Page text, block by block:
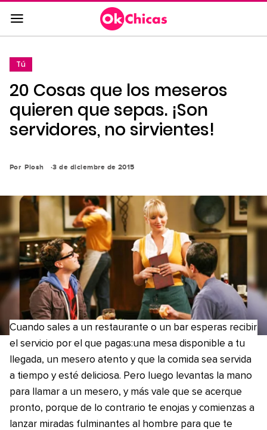
Saltar
al
contenido
a
la
navegación
principal
Tú
20 Cosas que los meseros
quieren que sepas. ¡Son
servidores, no sirvientes!
Por Piosh 3 de diciembre de 2015
Cuando sales a un restaurante o un bar esperas recibir
el servicio por el que pagas:una mesa disponible a tu
llegada, un mesero atento y que la comida sea servida
a tiempo y esté deliciosa. Pero luego levantas la mano
para llamar a un mesero, y más vale que se acerque
pronto, porque de lo contrario te enojas y comienzas a
lanzar miradas fulminantes al hombre para que te